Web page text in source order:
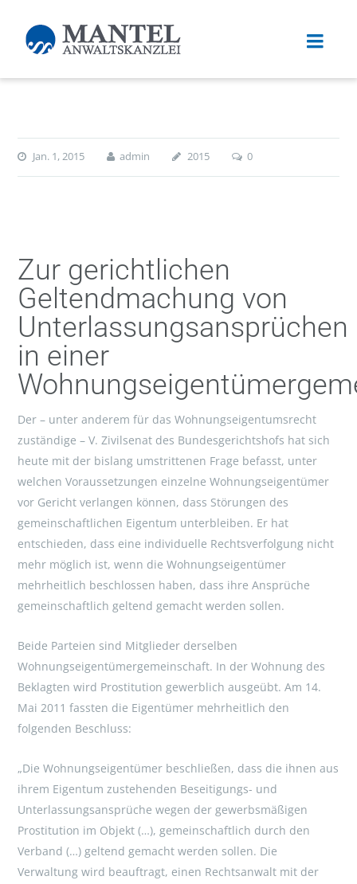
Jan. 1, 2015 admin 2015 0
Zur gerichtlichen
Geltendmachung von
Unterlassungsansprüchen
in einer
Der – unter anderem für das Wohnungseigentumsrecht
zuständige – V. Zivilsenat des Bundesgerichtshofs hat sich
heute mit der bislang umstrittenen Frage befasst, unter
welchen Voraussetzungen einzelne Wohnungseigentümer
vor Gericht verlangen können, dass Störungen des
gemeinschaftlichen Eigentum unterbleiben. Er hat
entschieden, dass eine individuelle Rechtsverfolgung nicht
mehr möglich ist, wenn die Wohnungseigentümer
mehrheitlich beschlossen haben, dass ihre Ansprüche
gemeinschaftlich geltend gemacht werden sollen.
Beide Parteien sind Mitglieder derselben
Wohnungseigentümergemeinschaft. In der Wohnung des
Beklagten wird Prostitution gewerblich ausgeübt. Am 14.
Mai 2011 fassten die Eigentümer mehrheitlich den
folgenden Beschluss:
„Die Wohnungseigentümer beschließen, dass die ihnen aus
ihrem Eigentum zustehenden Beseitigungs- und
Unterlassungsansprüche wegen der gewerbsmäßigen
Prostitution im Objekt (…), gemeinschaftlich durch den
Verband (…) geltend gemacht werden sollen. Die
Verwaltung wird beauftragt, einen Rechtsanwalt mit der